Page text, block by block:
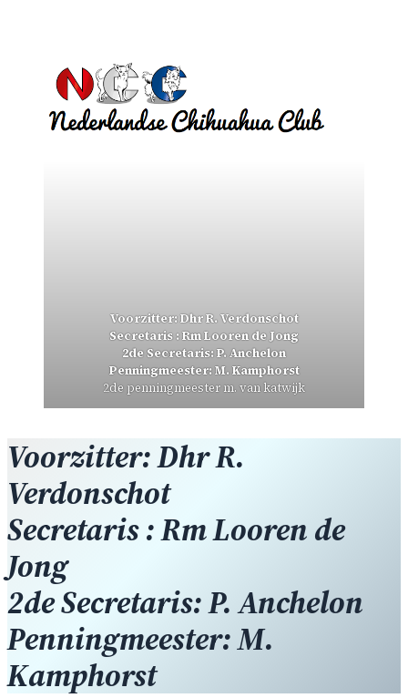
Voorzitter: Dhr R. Verdonschot
Secretaris : Rm Looren de Jong
2de Secretaris: P. Anchelon
Penningmeester: M. Kamphorst
2de penningmeester m. van katwijk
Voorzitter: Dhr R.
Verdonschot
Secretaris : Rm Looren de
Jong
2de Secretaris: P. Anchelon
Penningmeester: M.
Kamphorst